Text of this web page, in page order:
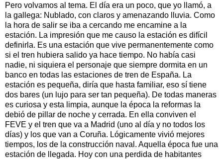
Pero volvamos al tema. El día era un poco, que yo llamó, a
la gallega: Nublado, con claros y amenazando lluvia. Como
la hora de salir se iba a cercando me encamine a la
estación. La impresión que me causo la estación es difícil
definirla. Es una estación que vive permanentemente como
si el tren hubiera salido ya hace tiempo. No había casi
nadie, ni siquiera el personaje que siempre dormita en un
banco en todas las estaciones de tren de España. La
estación es pequeña, diría que hasta familiar, eso sí tiene
dos bares (un lujo para ser tan pequeña). De todas maneras
es curiosa y esta limpia, aunque la época la reformas la
debió de pillar de noche y cerrada. En ella conviven el
FEVE y el tren que va a Madrid (uno al día y no todos los
días) y los que van a Coruña. Lógicamente vivió mejores
tiempos, los de la construcción naval. Aquella época fue una
estación de llegada. Hoy con una perdida de habitantes